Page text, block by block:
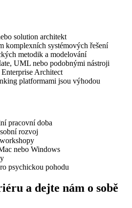
solution architekt
komplexních systémových řešení
metodik a modelování
UML nebo podobnými nástroji
Architect
platformami jsou výhodou
pracovní doba
rozvoj
nebo Windows
psychickou pohodu
a dejte nám o sobě